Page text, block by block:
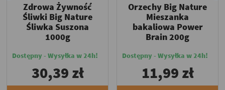
Zdrowa Żywność
Śliwki Big Nature
Śliwka Suszona
1000g
Dostępny - Wysyłka w 24h!
30,39 zł
Orzechy Big Nature
Mieszanka
bakaliowa Power
Brain 200g
Dostępny - Wysyłka w 24h!
11,99 zł